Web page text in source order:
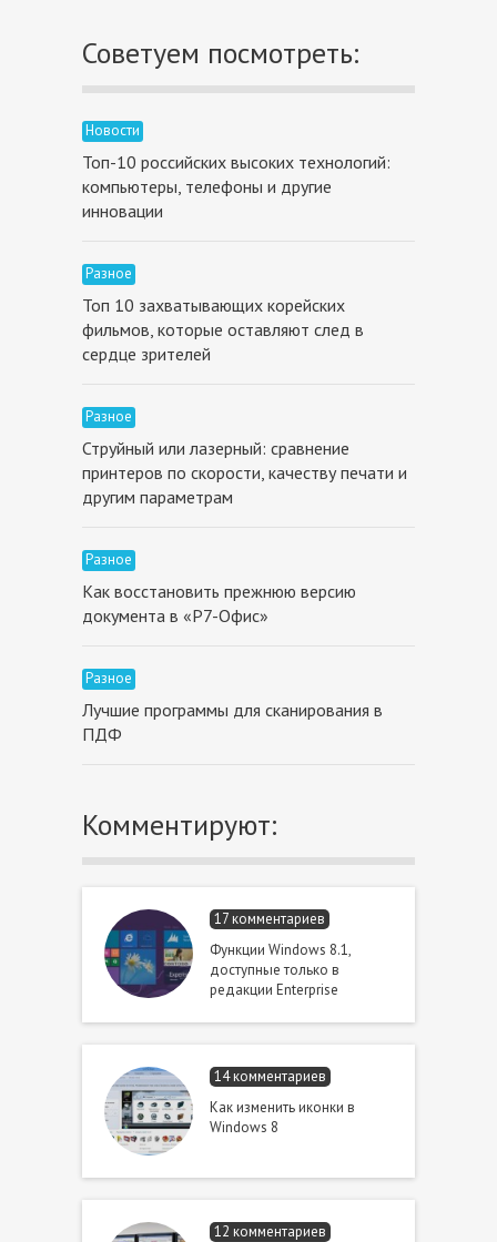
Советуем посмотреть:
Новости
Топ-10 российских высоких технологий:
компьютеры, телефоны и другие
инновации
Разное
Топ 10 захватывающих корейских
фильмов, которые оставляют след в
сердце зрителей
Разное
Струйный или лазерный: сравнение
принтеров по скорости, качеству печати и
другим параметрам
Разное
Как восстановить прежнюю версию
документа в «Р7-Офис»
Разное
Лучшие программы для сканирования в
ПДФ
Комментируют:
17 комментариев
Функции Windows 8.1,
доступные только в
редакции Enterprise
14 комментариев
Как изменить иконки в
Windows 8
12 комментариев